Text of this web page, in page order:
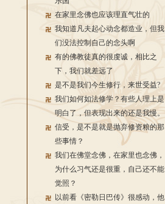
在家里念佛也应该理直气壮的
我知道凡夫起心动念都造业，但我
们没法控制自己的念头啊
有的佛教徒真的很虔诚，相比之
下，我们就差远了
是不是我们今生修行，来世受益?
我们如何如法修学？有些人理上是
明白了，但表现出来的还是我慢。
信受，是不是就是抛弃修资粮的那
些事情？
我们在佛堂念佛，在家里也念佛，
为什么习气还是很重，自己还不能
觉照？
以前看《密勒日巴传》很感动，他